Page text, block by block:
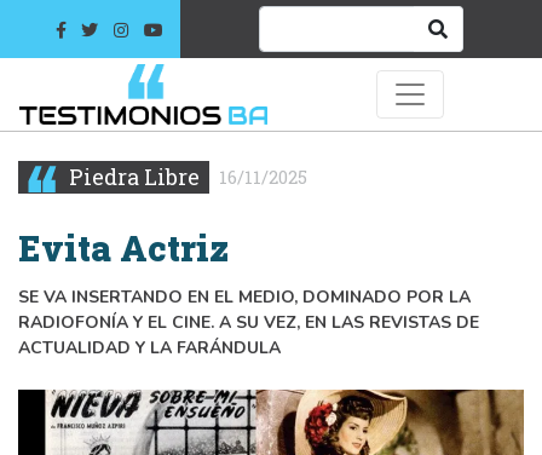
Piedra Libre 16/11/2025
Evita Actriz
SE VA INSERTANDO EN EL MEDIO, DOMINADO POR LA
RADIOFONÍA Y EL CINE. A SU VEZ, EN LAS REVISTAS DE
ACTUALIDAD Y LA FARÁNDULA